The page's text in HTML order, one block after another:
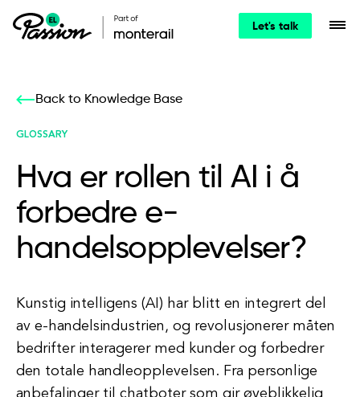
Let's talk
Back to Knowledge Base
GLOSSARY
Hva er rollen til AI i å
forbedre e-
handelsopplevelser?
Kunstig intelligens (AI) har blitt en integrert del
av e-handelsindustrien, og revolusjonerer måten
bedrifter interagerer med kunder og forbedrer
den totale handleopplevelsen. Fra personlige
anbefalinger til chatboter som gir øyeblikkelig